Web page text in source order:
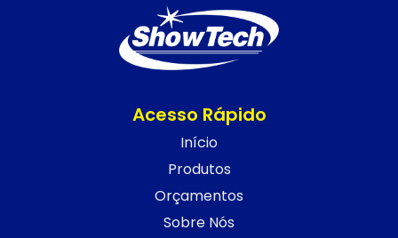
Acesso Rápido
Início
Produtos
Orçamentos
Sobre Nós